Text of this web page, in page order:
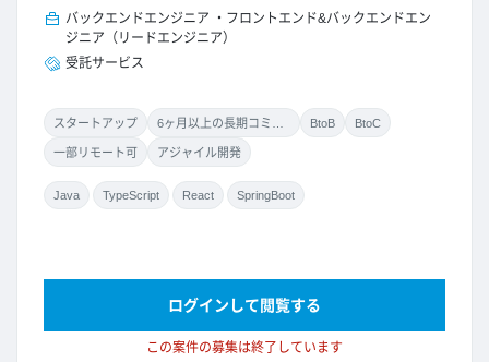
バックエンドエンジニア
フロントエンド&バックエンドエン
ジニア（リードエンジニア）
受託サービス
スタートアップ BtoB BtoC
一部リモート可 アジャイル開発
Java TypeScript React SpringBoot
この案件の募集は終了しています
ログインして閲覧する